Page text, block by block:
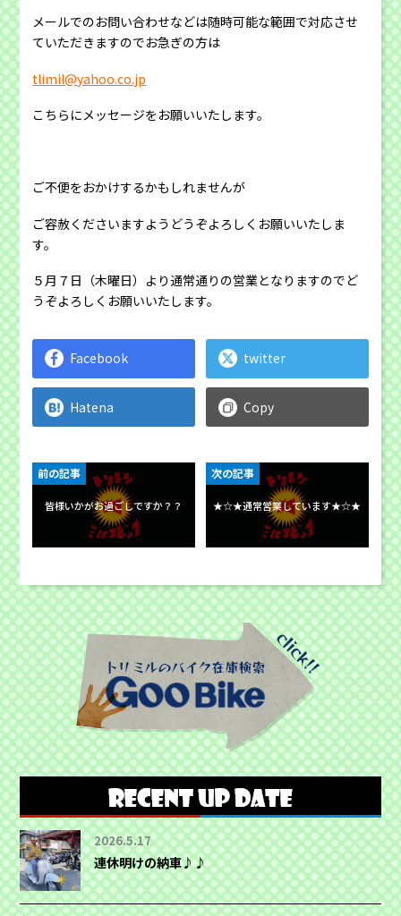
メールでのお問い合わせなどは随時可能な範囲で対応させ
ていただきますのでお急ぎの方は
tlimil@yahoo.co.jp
こちらにメッセージをお願いいたします。
ご不便をおかけするかもしれませんが
ご容赦くださいますようどうぞよろしくお願いいたしま
す。
５月７日（木曜日）より通常通りの営業となりますのでど
うぞよろしくお願いいたします。
Facebook twitter
Hatena Copy
皆様いかがお過ごしですか？？
前の記事
★☆★通常営業しています★☆★
次の記事
2026.5.17
連休明けの納車♪♪